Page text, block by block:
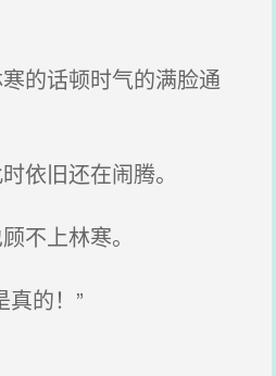
的话顿时气的满脸通
依旧还在闹腾。
不上林寒。
的！”